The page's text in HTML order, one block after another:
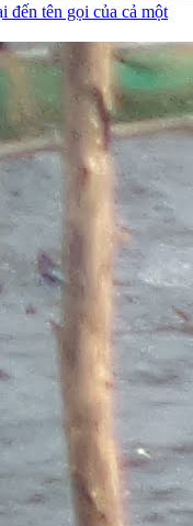
đến tên gọi của cả một